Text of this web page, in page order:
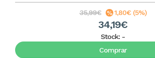
35,99€ 1,80€ (5%)
34,19€
Stock: -
Comprar